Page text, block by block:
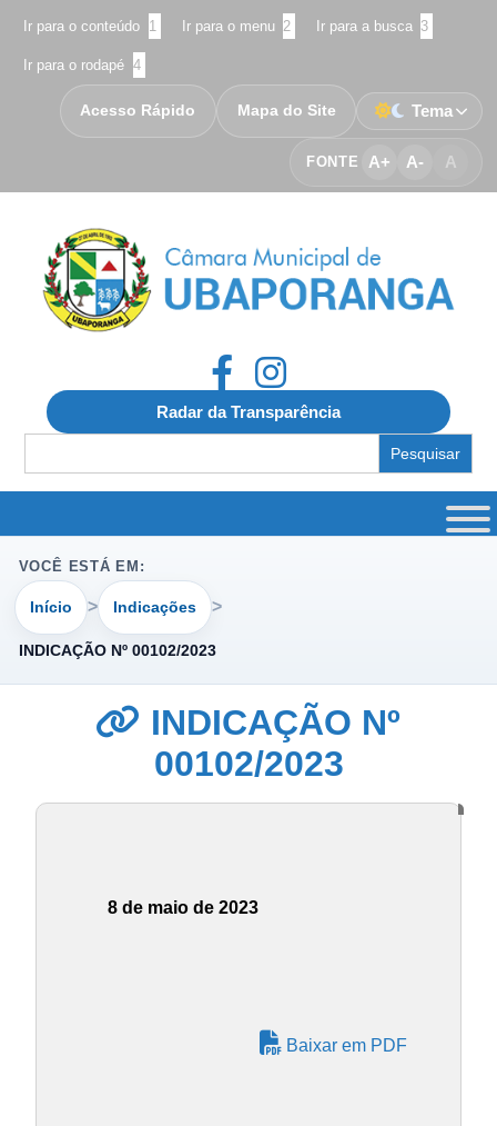
Ir para o conteúdo 1 Ir para o menu 2 Ir para a busca 3
Ir para o rodapé 4
FONTE A+ A- A
Acesso Rápido Mapa do Site Tema
Radar da Transparência
for:
VOCÊ ESTÁ EM:
Início Indicações
INDICAÇÃO Nº 00102/2023
INDICAÇÃO Nº
00102/2023
8 de maio de 2023
Baixar em PDF